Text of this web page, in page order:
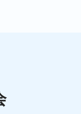
你真知道什么是
男人吗？只有耶